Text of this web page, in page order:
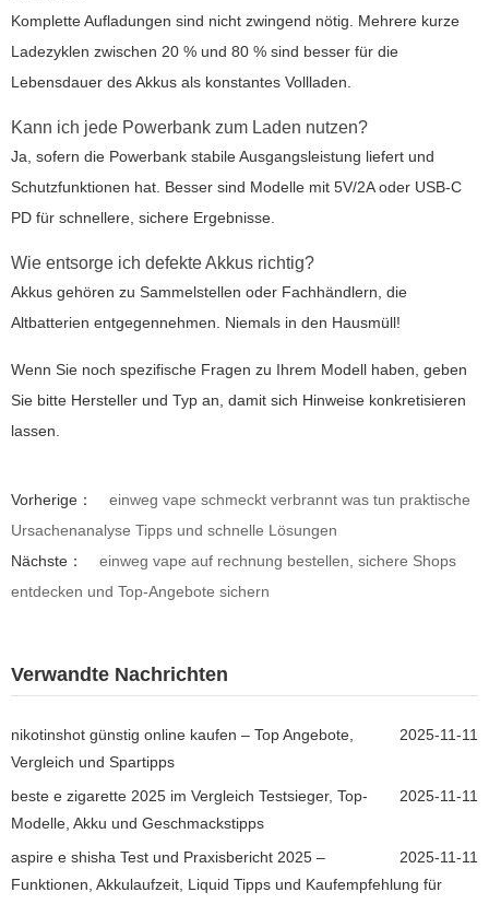
Komplette Aufladungen sind nicht zwingend nötig. Mehrere kurze
Ladezyklen zwischen 20 % und 80 % sind besser für die
Lebensdauer des Akkus als konstantes Vollladen.
Kann ich jede Powerbank zum Laden nutzen?
Ja, sofern die Powerbank stabile Ausgangsleistung liefert und
Schutzfunktionen hat. Besser sind Modelle mit 5V/2A oder USB-C
PD für schnellere, sichere Ergebnisse.
Wie entsorge ich defekte Akkus richtig?
Akkus gehören zu Sammelstellen oder Fachhändlern, die
Altbatterien entgegennehmen. Niemals in den Hausmüll!
Wenn Sie noch spezifische Fragen zu Ihrem Modell haben, geben
Sie bitte Hersteller und Typ an, damit sich Hinweise konkretisieren
lassen.
Vorherige：
einweg vape schmeckt verbrannt was tun praktische
Ursachenanalyse Tipps und schnelle Lösungen
Nächste：
einweg vape auf rechnung bestellen, sichere Shops
entdecken und Top-Angebote sichern
Verwandte Nachrichten
2025-11-11
nikotinshot günstig online kaufen – Top Angebote,
Vergleich und Spartipps
2025-11-11
beste e zigarette 2025 im Vergleich Testsieger, Top-
Modelle, Akku und Geschmackstipps
2025-11-11
aspire e shisha Test und Praxisbericht 2025 –
Funktionen, Akkulaufzeit, Liquid Tipps und Kaufempfehlung für